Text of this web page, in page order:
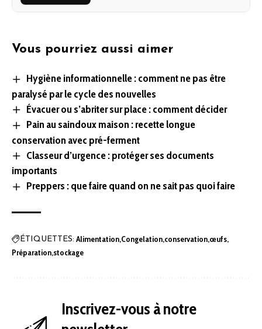
Vous pourriez aussi aimer
Hygiène informationnelle : comment ne pas être
paralysé par le cycle des nouvelles
Évacuer ou s’abriter sur place : comment décider
Pain au saindoux maison : recette longue
conservation avec pré-ferment
Classeur d’urgence : protéger ses documents
importants
Preppers : que faire quand on ne sait pas quoi faire
ÉTIQUETTES: Alimentation Congelation conservation œufs
Préparation stockage
Inscrivez-vous à notre